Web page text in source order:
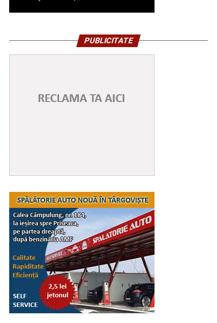
PUBLICITATE